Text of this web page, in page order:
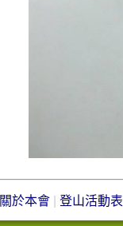
關於本會| 登山活動表